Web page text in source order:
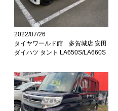
2022/07/26
タイヤワールド館 多賀城店 安田
ダイハツ タント LA650S/LA660S